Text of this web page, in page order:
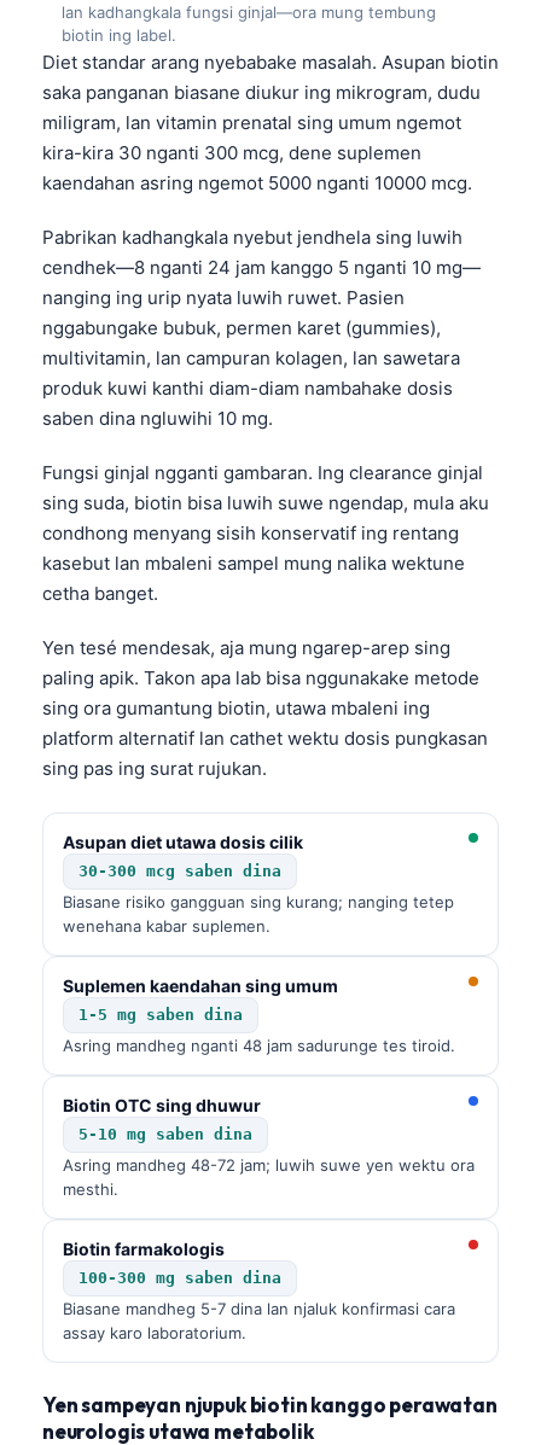
lan kadhangkala fungsi ginjal—ora mung tembung
biotin ing label.
Diet standar arang nyebabake masalah. Asupan biotin
saka panganan biasane diukur ing mikrogram, dudu
miligram, lan vitamin prenatal sing umum ngemot
kira-kira 30 nganti 300 mcg, dene suplemen
kaendahan asring ngemot 5000 nganti 10000 mcg.
Pabrikan kadhangkala nyebut jendhela sing luwih
cendhek—8 nganti 24 jam kanggo 5 nganti 10 mg—
nanging ing urip nyata luwih ruwet. Pasien
nggabungake bubuk, permen karet (gummies),
multivitamin, lan campuran kolagen, lan sawetara
produk kuwi kanthi diam-diam nambahake dosis
saben dina ngluwihi 10 mg.
Fungsi ginjal ngganti gambaran. Ing clearance ginjal
sing suda, biotin bisa luwih suwe ngendap, mula aku
condhong menyang sisih konservatif ing rentang
kasebut lan mbaleni sampel mung nalika wektune
cetha banget.
Yen tesé mendesak, aja mung ngarep-arep sing
paling apik. Takon apa lab bisa nggunakake metode
sing ora gumantung biotin, utawa mbaleni ing
platform alternatif lan cathet wektu dosis pungkasan
sing pas ing surat rujukan.
Asupan diet utawa dosis cilik
30-300 mcg saben dina
Biasane risiko gangguan sing kurang; nanging tetep
wenehana kabar suplemen.
Suplemen kaendahan sing umum
1-5 mg saben dina
Asring mandheg nganti 48 jam sadurunge tes tiroid.
Biotin OTC sing dhuwur
5-10 mg saben dina
Asring mandheg 48-72 jam; luwih suwe yen wektu ora
mesthi.
Biotin farmakologis
100-300 mg saben dina
Biasane mandheg 5-7 dina lan njaluk konfirmasi cara
assay karo laboratorium.
Yen sampeyan njupuk biotin kanggo perawatan
neurologis utawa metabolik